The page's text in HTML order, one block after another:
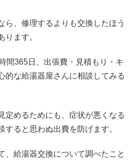
ら、修理するよりも交換したほう
ります。
間365日、出張費・見積もり・キ
的な給湯器屋さんに相談してみる
定めるためにも、症状が悪くなる
すると思わぬ出費を防げます。
、給湯器交換について調べたこと